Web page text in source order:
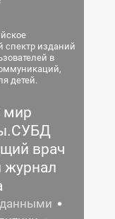
спектр изданий
в
детей.
мир
врач
журнал